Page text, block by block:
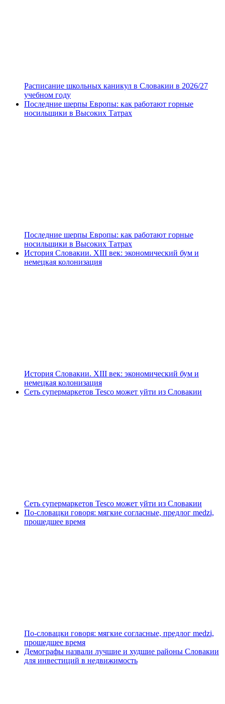
Расписание школьных каникул в Словакии в 2026/27
учебном году
Последние шерпы Европы: как работают горные
носильщики в Высоких Татрах
Последние шерпы Европы: как работают горные
носильщики в Высоких Татрах
История Словакии. XIII век: экономический бум и
немецкая колонизация
История Словакии. XIII век: экономический бум и
немецкая колонизация
Сеть супермаркетов Tesco может уйти из Словакии
Сеть супермаркетов Tesco может уйти из Словакии
По-словацки говоря: мягкие согласные, предлог medzi,
прошедшее время
По-словацки говоря: мягкие согласные, предлог medzi,
прошедшее время
Демографы назвали лучшие и худшие районы Словакии
для инвестиций в недвижимость